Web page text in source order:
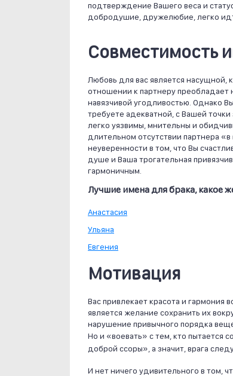
подтверждение Вашего веса и
добродушие, дружелюбие, легко
Совместимость
Любовь для вас является
отношении к партнеру преобладает
навязчивой угодливостью. Однако
требуете адекватной, с Вашей
легко уязвимы, мнительны и
длительном отсутствии партнера
неуверенности в том, что Вы
душе и Ваша трогательная
гармоничным.
Лучшие имена для брака, какое
Анастасия
Ульяна
Евгения
Мотивация
Вас привлекает красота и гармония
является желание сохранить их
нарушение привычного порядка
Но и «воевать» с тем, кто пытается
доброй ссоры», а значит, врага
И нет ничего удивительного в том,